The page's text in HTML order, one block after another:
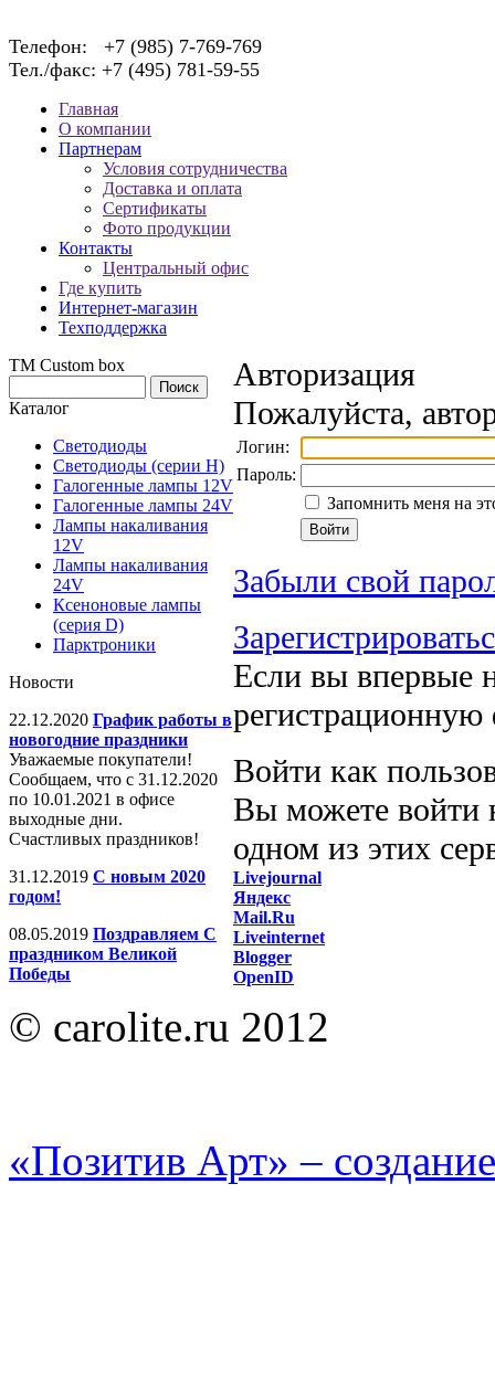
Телефон: +7 (985) 7-769-769
Тел./факс: +7 (495) 781-59-55
Главная
О компании
Партнерам
Условия сотрудничества
Доставка и оплата
Сертификаты
Фото продукции
Контакты
Центральный офис
Где купить
Интернет-магазин
Техподдержка
TM Custom box
Каталог
Светодиоды
Светодиоды (серии H)
Галогенные лампы 12V
Галогенные лампы 24V
Лампы накаливания
12V
Лампы накаливания
24V
Ксеноновые лампы
(серия D)
Парктроники
Новости
22.12.2020 График работы в
новогодние праздники
Уважаемые покупатели!
Сообщаем, что с 31.12.2020
по 10.01.2021 в офисе
выходные дни.
Счастливых праздников!
31.12.2019 С новым 2020
годом!
08.05.2019 Поздравляем С
праздником Великой
Победы
Авторизация
Пожалуйста,
Логин:
Пароль:
Запомнить меня на
Забыли свой
Если вы впервые
Войти как
Вы можете войти
одном из этих
Livejournal
Яндекс
Mail.Ru
Liveinternet
Blogger
OpenID
© carolite.ru 2012
«Позитив Арт» –